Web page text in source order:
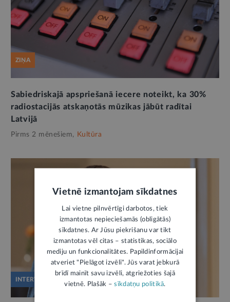
ZIŅA
Sabiedriskajā apspriešanā iecere noteikt, ka 30%
radiostacijās atskaņotās mūzikas jābūt radītai
Latvijā
Pirms 2 mēnešiem, Kultūra
INTERVIJA
Vietnē izmantojam sīkdatnes
Lai vietne pilnvērtīgi darbotos, tiek
izmantotas nepieciešamās (obligātās)
sīkdatnes. Ar Jūsu piekrišanu var tikt
izmantotas vēl citas – statistikas, sociālo
mediju un funkcionalitātes. Papildinformācijai
atveriet "Pielāgot izvēli". Jūs varat jebkurā
brīdī mainīt savu izvēli, atgriežoties šajā
vietnē. Plašāk –sīkdatņu politikā.